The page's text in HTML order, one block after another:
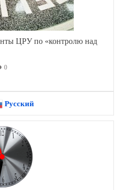
ЦРУ по «контролю над
0
Русский